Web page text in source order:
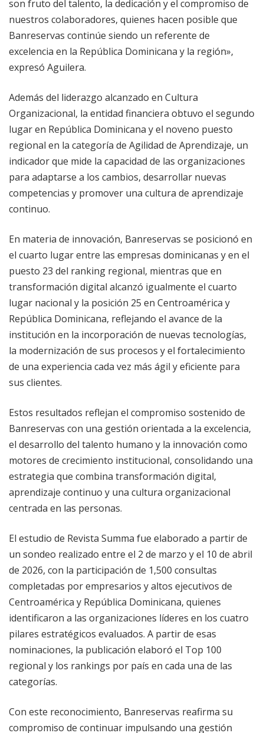
son fruto del talento, la dedicación y el compromiso de
nuestros colaboradores, quienes hacen posible que
Banreservas continúe siendo un referente de
excelencia en la República Dominicana y la región»,
expresó Aguilera.
Además del liderazgo alcanzado en Cultura
Organizacional, la entidad financiera obtuvo el segundo
lugar en República Dominicana y el noveno puesto
regional en la categoría de Agilidad de Aprendizaje, un
indicador que mide la capacidad de las organizaciones
para adaptarse a los cambios, desarrollar nuevas
competencias y promover una cultura de aprendizaje
continuo.
En materia de innovación, Banreservas se posicionó en
el cuarto lugar entre las empresas dominicanas y en el
puesto 23 del ranking regional, mientras que en
transformación digital alcanzó igualmente el cuarto
lugar nacional y la posición 25 en Centroamérica y
República Dominicana, reflejando el avance de la
institución en la incorporación de nuevas tecnologías,
la modernización de sus procesos y el fortalecimiento
de una experiencia cada vez más ágil y eficiente para
sus clientes.
Estos resultados reflejan el compromiso sostenido de
Banreservas con una gestión orientada a la excelencia,
el desarrollo del talento humano y la innovación como
motores de crecimiento institucional, consolidando una
estrategia que combina transformación digital,
aprendizaje continuo y una cultura organizacional
centrada en las personas.
El estudio de Revista Summa fue elaborado a partir de
un sondeo realizado entre el 2 de marzo y el 10 de abril
de 2026, con la participación de 1,500 consultas
completadas por empresarios y altos ejecutivos de
Centroamérica y República Dominicana, quienes
identificaron a las organizaciones líderes en los cuatro
pilares estratégicos evaluados. A partir de esas
nominaciones, la publicación elaboró el Top 100
regional y los rankings por país en cada una de las
categorías.
Con este reconocimiento, Banreservas reafirma su
compromiso de continuar impulsando una gestión